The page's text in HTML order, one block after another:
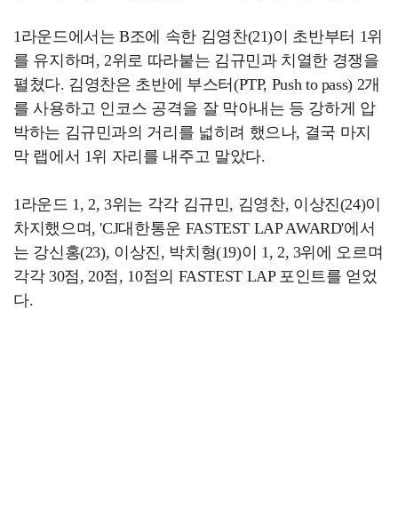
1라운드에서는 B조에 속한 김영찬(21)이 초반부터 1위
를 유지하며, 2위로 따라붙는 김규민과 치열한 경쟁을
펼쳤다. 김영찬은 초반에 부스터(PTP, Push to pass) 2개
를 사용하고 인코스 공격을 잘 막아내는 등 강하게 압
박하는 김규민과의 거리를 넓히려 했으나, 결국 마지
막 랩에서 1위 자리를 내주고 말았다.
1라운드 1, 2, 3위는 각각 김규민, 김영찬, 이상진(24)이
차지했으며, 'CJ대한통운 FASTEST LAP AWARD'에서
는 강신홍(23), 이상진, 박치형(19)이 1, 2, 3위에 오르며
각각 30점, 20점, 10점의 FASTEST LAP 포인트를 얻었
다.